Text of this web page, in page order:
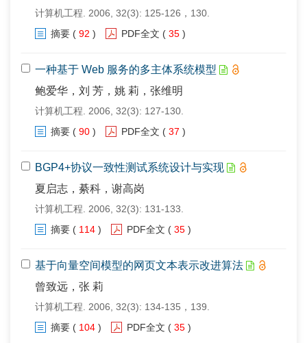
计算机工程. 2006, 32(3): 125-126，130.
摘要 ( 92 ) PDF全文 ( 35 )
一种基于 Web 服务的多主体系统模型
鲍爱华，刘 芳，姚 莉，张维明
计算机工程. 2006, 32(3): 127-130.
摘要 ( 90 ) PDF全文 ( 37 )
BGP4+协议一致性测试系统设计与实现
夏启志，綦科，谢高岗
计算机工程. 2006, 32(3): 131-133.
摘要 ( 114 ) PDF全文 ( 35 )
基于向量空间模型的网页文本表示改进算法
曾致远，张 莉
计算机工程. 2006, 32(3): 134-135，139.
摘要 ( 104 ) PDF全文 ( 35 )